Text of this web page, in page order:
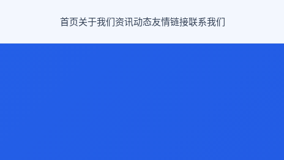
首页关于我们资讯动态友情链接联系我们